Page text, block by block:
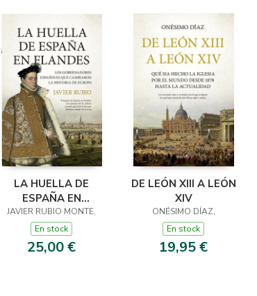
LA HUELLA DE
ESPAÑA EN
FLANDES
JAVIER RUBIO MONTE,
En stock
25,00 €
DE LEÓN XIII A LEÓN
XIV
ONÉSIMO DÍAZ,
En stock
19,95 €